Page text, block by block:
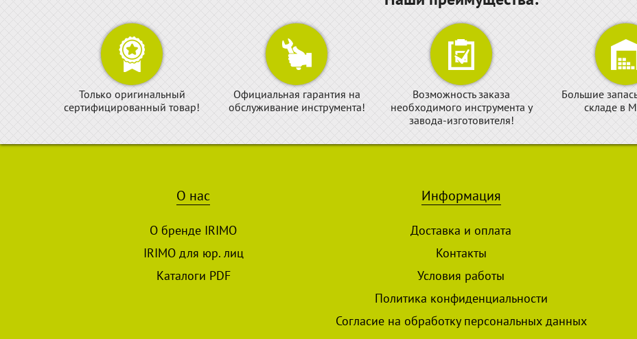
Только оригинальный
сертифицированный товар!
Официальная гарантия на
обслуживание инструмента!
Возможность заказа
необходимого инструмента у
завода-изготовителя!
Большие
складе в
О нас
О бренде IRIMO
IRIMO для юр. лиц
Каталоги PDF
Информация
Доставка и оплата
Контакты
Условия работы
Политика конфиденциальности
Согласие на обработку персональных данных